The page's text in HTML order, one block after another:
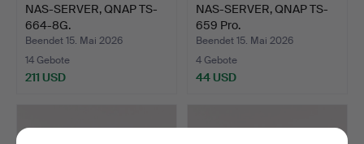
NAS-SERVER, QNAP TS-
664-8G.
Beendet 15. Mai 2026
14 Gebote
211 USD
NAS-SERVER, QNAP TS-
659 Pro.
Beendet 15. Mai 2026
4 Gebote
44 USD